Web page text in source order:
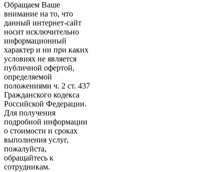
Обращаем Ваше
внимание на то, что
данный интернет-сайт
носит исключительно
информационный
характер и ни при каких
условиях не является
публичной офертой,
определяемой
положениями ч. 2 ст. 437
Гражданского кодекса
Российской Федерации.
Для получения
подробной информации
о стоимости и сроках
выполнения услуг,
пожалуйста,
обращайтесь к
сотрудникам.